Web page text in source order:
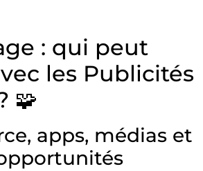
: qui peut
les Publicités
🧩
apps, médias et